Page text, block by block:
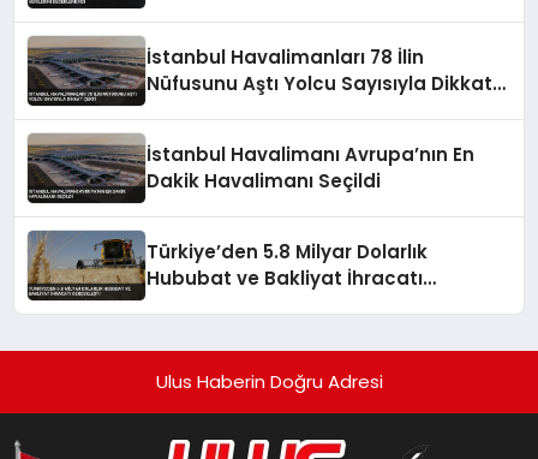
İstanbul Havalimanları 78 İlin
Nüfusunu Aştı Yolcu Sayısıyla Dikkat
İstanbul Havalimanı Avrupa’nın En
Dakik Havalimanı Seçildi
Türkiye’den 5.8 Milyar Dolarlık
Hububat ve Bakliyat İhracatı
Ulus Haberin Doğru Adresi